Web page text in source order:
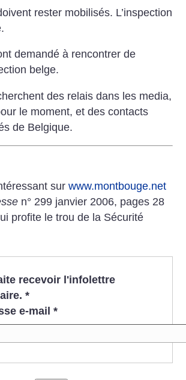
rester mobilisés. L’inspection
demandé à rencontrer de
belge.
des relais dans les media,
le moment, et des contacts
de Belgique.
sur www.montbouge.net
n° 299 janvier 2006, pages 28
profite le trou de la Sécurité
recevoir l'infolettre
*
e-mail *